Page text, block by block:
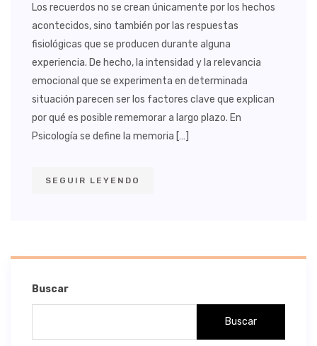
Los recuerdos no se crean únicamente por los hechos
acontecidos, sino también por las respuestas
fisiológicas que se producen durante alguna
experiencia. De hecho, la intensidad y la relevancia
emocional que se experimenta en determinada
situación parecen ser los factores clave que explican
por qué es posible rememorar a largo plazo. En
Psicología se define la memoria […]
SEGUIR LEYENDO
Buscar
Buscar